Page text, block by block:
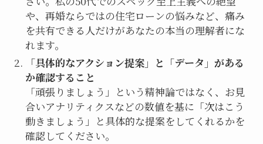
や、再婚ならではの住宅ローンの悩みなど、痛み
を共有できる人だけがあなたの本当の理解者にな
れます。
「具体的なアクション提案」と「データ」がある
か確認すること
「頑張りましょう」という精神論ではなく、お見
合いアナリティクスなどの数値を基に「次はこう
動きましょう」と具体的な提案をしてくれるかを
確認してください。